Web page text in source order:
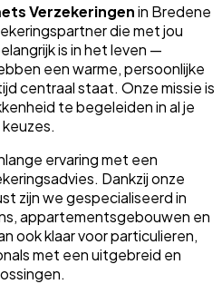
Verzekeringenin Bredene
die met jou
is in het leven —
een warme, persoonlijke
centraal staat. Onze missie is
te begeleiden in al je
ervaring met een
Dankzij onze
zijn we gespecialiseerd in
appartementsgebouwen en
ook klaar voor particulieren,
met een uitgebreid en